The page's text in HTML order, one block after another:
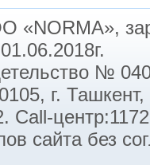
«NORMA»,
№
г.
Call-
сайта без